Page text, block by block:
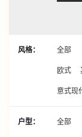
风格： 全部
欧式
意式现
户型： 全部